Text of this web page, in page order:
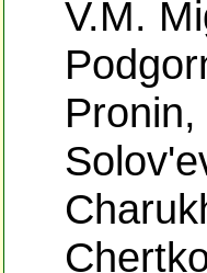
V.M.
Pronin,